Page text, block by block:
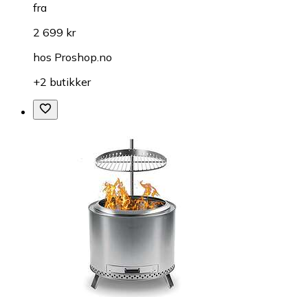
fra
2 699 kr
hos Proshop.no
+2 butikker